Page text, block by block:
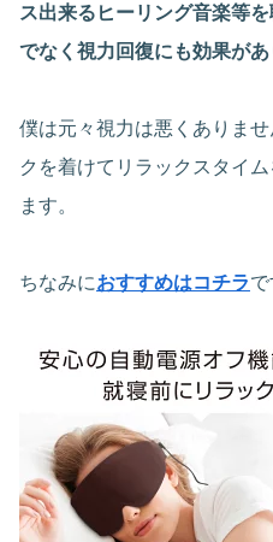
ス出来るヒーリング音楽等
でなく視力回復にも効果があ
僕は元々視力は悪くありま
クを着けてリラックスタイ
ます。
ちなみにおすすめはコチラで